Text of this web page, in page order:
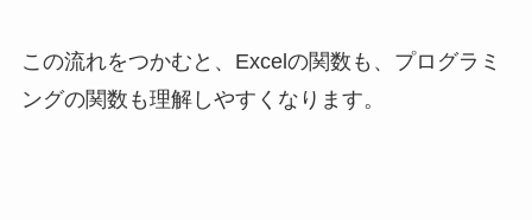
この流れをつかむと、Excelの関数も、プログラミ
ングの関数も理解しやすくなります。